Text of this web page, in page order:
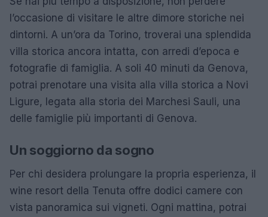
l’occasione di visitare le altre dimore storiche nei
dintorni. A un’ora da Torino, troverai una splendida
villa storica ancora intatta, con arredi d’epoca e
fotografie di famiglia. A soli 40 minuti da Genova,
potrai prenotare una visita alla villa storica a Novi
Ligure, legata alla storia dei Marchesi Sauli, una
delle famiglie più importanti di Genova.
Un soggiorno da sogno
Per chi desidera prolungare la propria esperienza, il
wine resort della Tenuta offre dodici camere con
vista panoramica sui vigneti. Ogni mattina, potrai